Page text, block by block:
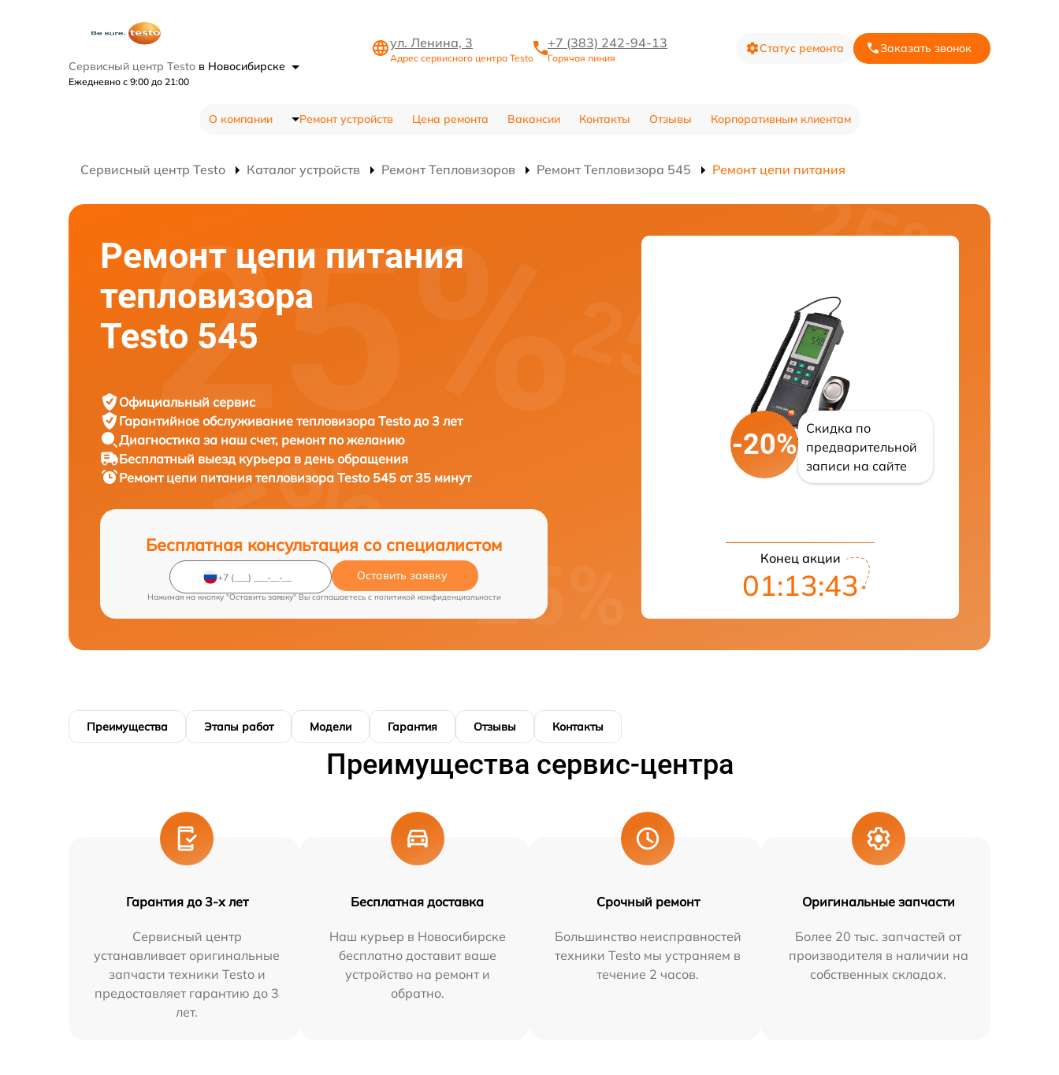
Сервисный центр Testo в Новосибирске
Ежедневно с 9:00 до 21:00
ул. Ленина, 3
Адрес сервисного центра Testo
+7 (383) 242-94-13
Горячая линия
Статус ремонта Заказать звонок
О компании Ремонт устройств Цена ремонта Вакансии Контакты Отзывы Корпоративным клиентам
Сервисный центр Testo Каталог устройств Ремонт Тепловизоров Ремонт Тепловизора 545 Ремонт цепи питания
Ремонт цепи питания
тепловизора
Testo 545
Официальный сервис
Гарантийное обслуживание тепловизора Testo до 3 лет
Диагностика за наш счет, ремонт по желанию
Бесплатный выезд курьера в день обращения
Ремонт цепи питания тепловизора Testo 545 от 35 минут
Бесплатная консультация со специалистом
Оставить заявку
Нажимая на кнопку "Оставить заявку" Вы соглашаетесь c политикой конфиденциальности
-20%
Скидка по
предварительной
записи на сайте
Конец акции
01:13:43
Преимущества Этапы работ Модели Гарантия Отзывы Контакты
Преимущества сервис-центра
Гарантия до 3-х лет
Сервисный центр
устанавливает оригинальные
запчасти техники Testo и
предоставляет гарантию до 3
лет.
Бесплатная доставка
Наш курьер в Новосибирске
бесплатно доставит ваше
устройство на ремонт и
обратно.
Срочный ремонт
Большинство неисправностей
техники Testo мы устраняем в
течение 2 часов.
Оригинальные запчасти
Более 20 тыс. запчастей от
производителя в наличии на
собственных складах.